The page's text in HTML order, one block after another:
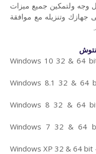
وجه ولتمكين جميع ميزات
جهازك وتنزيله مع موافقة
Windows 10 32 & 64
Windows 8.1 32 &
Windows 8 32 & 64
Windows 7 32 & 64
Windows XP 32 & 64